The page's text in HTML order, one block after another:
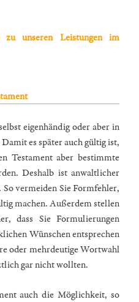
unseren Leistungen im
eigenhändig oder aber in
es später auch gültig ist,
Testament aber bestimmte
Deshalb ist anwaltlicher
vermeiden Sie Formfehler,
machen. Außerdem stellen
dass Sie Formulierungen
Wünschen entsprechen
oder mehrdeutige Wortwahl
gar nicht wollten.
auch die Möglichkeit, so